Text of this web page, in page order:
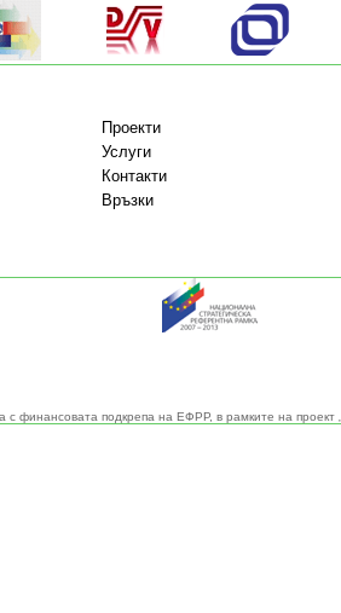
Проекти
Услуги
Контакти
Връзки
с финансовата подкрепа на ЕФРР, в рамките на